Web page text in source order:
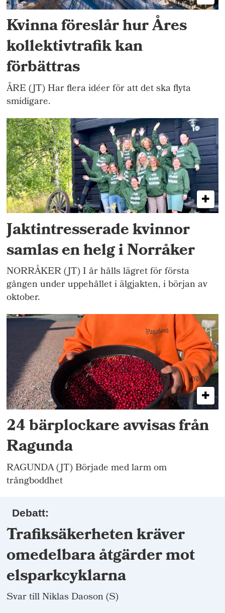
Kvinna föreslår hur Åres
kollektivtrafik kan
förbättras
ÅRE (JT) Har flera idéer för att det ska flyta
smidigare.
Jaktintresserade kvinnor
samlas en helg i Norråker
NORRÅKER (JT) I år hålls lägret för första
gången under uppehållet i älgjakten, i början av
oktober.
24 bärplockare avvisas från
Ragunda
RAGUNDA (JT) Började med larm om
trångboddhet
Debatt:
Trafiksäkerheten kräver
omedelbara åtgärder mot
elsparkcyklarna
Svar till Niklas Daoson (S)